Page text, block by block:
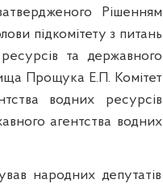
Рішенням
підкомітету з питань
та державного
Прощука Е.П. Комітет
водних ресурсів
агентства водних
народних депутатів